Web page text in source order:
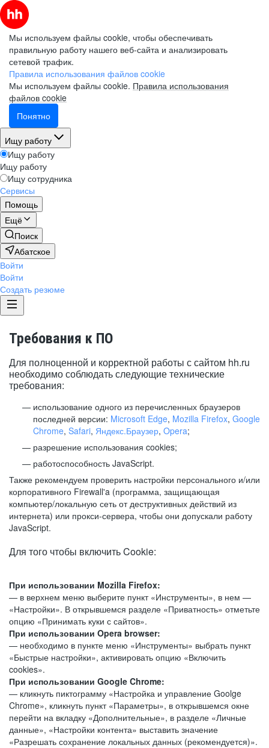
Мы используем файлы cookie, чтобы обеспечивать
правильную работу нашего веб-сайта и анализировать
сетевой трафик.
Правила использования файлов cookie
Мы используем файлы cookie. Правила использования
файлов cookie
Понятно
Ищу работу
Ищу работу
Ищу работу
Ищу сотрудника
Сервисы
Помощь
Ещё
Поиск
Абатское
Войти
Войти
Создать резюме
Требования к ПО
Для полноценной и корректной работы с сайтом hh.ru
необходимо соблюдать следующие технические
требования:
использование одного из перечисленных браузеров
последней версии: Microsoft Edge, Mozilla Firefox, Google
Chrome, Safari, Яндекс.Браузер, Opera;
разрешение использования cookies;
работоспособность JavaScript.
Также рекомендуем проверить настройки персонального и/или
корпоративного Firewall'a (программа, защищающая
компьютер/локальную сеть от деструктивных действий из
интернета) или прокси-сервера, чтобы они допускали работу
JavaScript.
Для того чтобы включить Cookie:
При использовании Mozilla Firefox:
— в верхнем меню выберите пункт «Инструменты», в нем —
«Настройки». В открывшемся разделе «Приватность» отметьте
опцию «Принимать куки с сайтов».
При использовании Opera browser:
— необходимо в пункте меню «Инструменты» выбрать пункт
«Быстрые настройки», активировать опцию «Включить
cookies».
При использовании Google Chrome:
— кликнуть пиктограмму «Настройка и управление Goolge
Chrome», кликнуть пункт «Параметры», в открывшемся окне
перейти на вкладку «Дополнительные», в разделе «Личные
данные», «Настройки контента» выставить значение
«Разрешать сохранение локальных данных (рекомендуется)».